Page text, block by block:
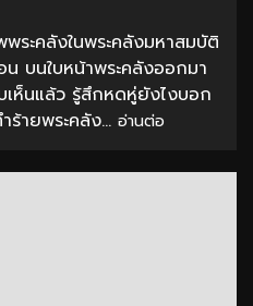
ระคลังในพระคลังมหาสมบัติ
น บนใบหน้าพระคลังออกมา
เห็นแล้ว รู้สึกหดหู่ยังไงบอก
ายพระคลัง... อ่านต่อ